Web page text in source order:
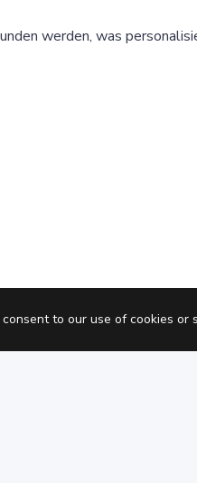
to our use of cookies or
werden, was